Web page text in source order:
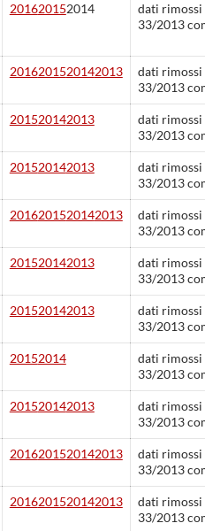
201620152014
dati rimossi
33/2013
2016201520142013
dati rimossi
33/2013
201520142013
dati rimossi
33/2013
201520142013
dati rimossi
33/2013
2016201520142013
dati rimossi
33/2013
201520142013
dati rimossi
33/2013
201520142013
dati rimossi
33/2013
20152014
dati rimossi
33/2013
201520142013
dati rimossi
33/2013
2016201520142013
dati rimossi
33/2013
2016201520142013
dati rimossi
33/2013